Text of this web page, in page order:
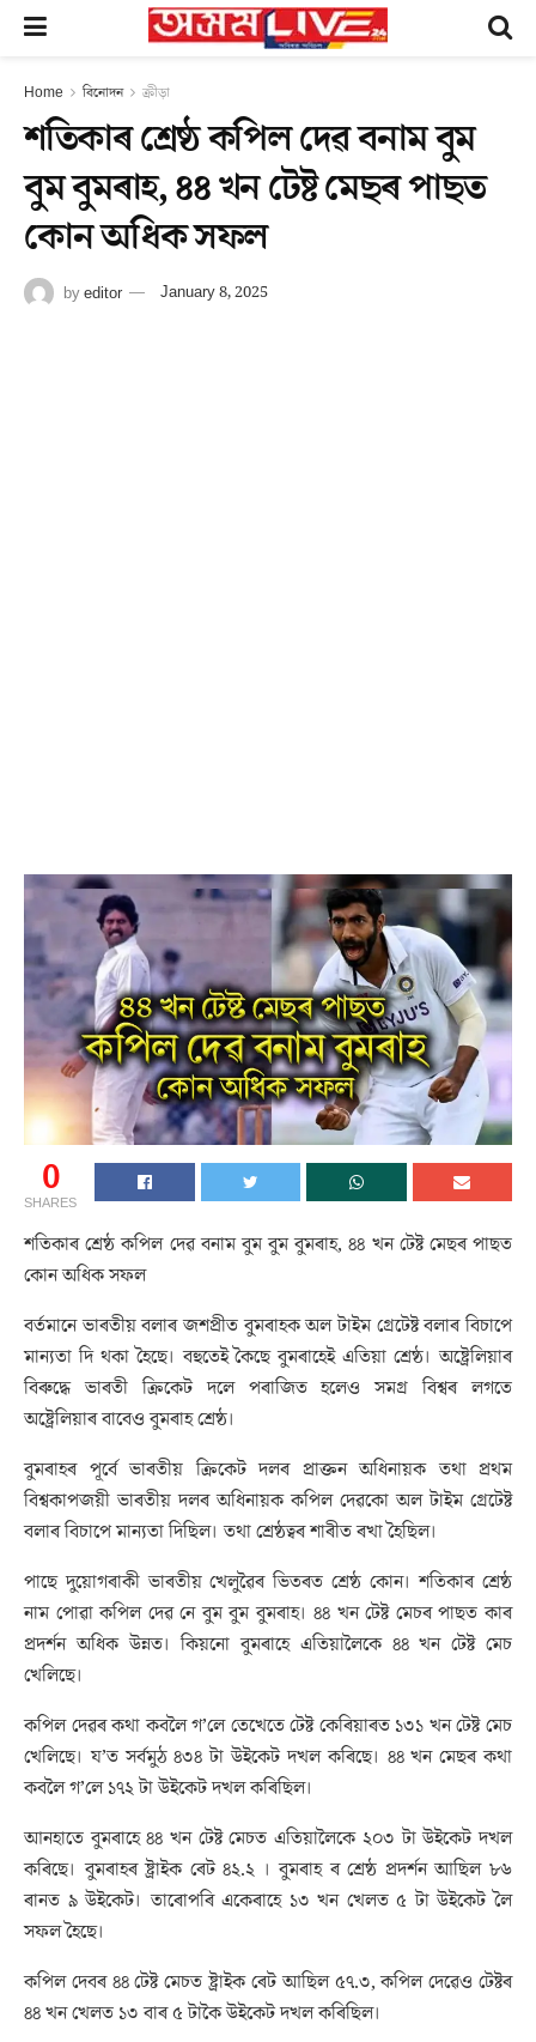
Home বিনোদন ক্ৰীড়া
শতিকাৰ শ্ৰেষ্ঠ কপিল দেৱ বনাম বুম
বুম বুমৰাহ, ৪৪ খন টেষ্ট মেছৰ পাছত
কোন অধিক সফল
byeditor January 8, 2025
0
SHARES
শতিকাৰ শ্ৰেষ্ঠ কপিল দেৱ বনাম বুম বুম বুমৰাহ, ৪৪ খন টেষ্ট মেছৰ পাছত
কোন অধিক সফল
বৰ্তমানে ভাৰতীয় বলাৰ জশপ্ৰীত বুমৰাহক অল টাইম গ্ৰেটেষ্ট বলাৰ বিচাপে
মান্যতা দি থকা হৈছে। বহুতেই কৈছে বুমৰাহেই এতিয়া শ্ৰেষ্ঠ। অষ্ট্ৰেলিয়াৰ
বিৰুদ্ধে ভাৰতী ক্ৰিকেট দলে পৰাজিত হলেও সমগ্ৰ বিশ্বৰ লগতে
অষ্ট্ৰেলিয়াৰ বাবেও বুমৰাহ শ্ৰেষ্ঠ।
বুমৰাহৰ পূৰ্বে ভাৰতীয় ক্ৰিকেট দলৰ প্ৰাক্তন অধিনায়ক তথা প্ৰথম
বিশ্বকাপজয়ী ভাৰতীয় দলৰ অধিনায়ক কপিল দেৱকো অল টাইম গ্ৰেটেষ্ট
বলাৰ বিচাপে মান্যতা দিছিল। তথা শ্ৰেষ্ঠত্বৰ শাৰীত ৰখা হৈছিল।
পাছে দুয়োগৰাকী ভাৰতীয় খেলুৱৈৰ ভিতৰত শ্ৰেষ্ঠ কোন। শতিকাৰ শ্ৰেষ্ঠ
নাম পোৱা কপিল দেৱ নে বুম বুম বুমৰাহ। ৪৪ খন টেষ্ট মেচৰ পাছত কাৰ
প্ৰদৰ্শন অধিক উন্নত। কিয়নো বুমৰাহে এতিয়ালৈকে ৪৪ খন টেষ্ট মেচ
খেলিছে।
কপিল দেৱৰ কথা কবলৈ গ’লে তেখেতে টেষ্ট কেৰিয়াৰত ১৩১ খন টেষ্ট মেচ
খেলিছে। য’ত সৰ্বমুঠ ৪৩৪ টা উইকেট দখল কৰিছে। ৪৪ খন মেছৰ কথা
কবলৈ গ’লে ১৭২ টা উইকেট দখল কৰিছিল।
আনহাতে বুমৰাহে ৪৪ খন টেষ্ট মেচত এতিয়ালৈকে ২০৩ টা উইকেট দখল
কৰিছে। বুমৰাহৰ ষ্ট্ৰাইক ৰেট ৪২.২ । বুমৰাহ ৰ শ্ৰেষ্ঠ প্ৰদৰ্শন আছিল ৮৬
ৰানত ৯ উইকেট। তাৰোপৰি একেৰাহে ১৩ খন খেলত ৫ টা উইকেট লৈ
সফল হৈছে।
কপিল দেবৰ ৪৪ টেষ্ট মেচত ষ্ট্ৰাইক ৰেট আছিল ৫৭.৩, কপিল দেৱেও টেষ্টৰ
৪৪ খন খেলত ১৩ বাৰ ৫ টাকৈ উইকেট দখল কৰিছিল।